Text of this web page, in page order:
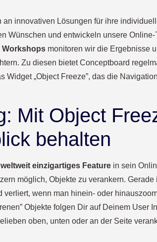
innovativen Lösungen für ihre
Wünschen und entwickeln unsere
Workshops monitoren wir die Ergebnisse
Zu diesen bietet Conceptboard
Widget„Object Freeze”, das die
Mit Object
behalten
weltweit einzigartiges Feature in sein
möglich, Objekte zu verankern.
wenn man hinein- oder
Objekte folgen Dir auf Deinem User
oben, unten oder an der Seite